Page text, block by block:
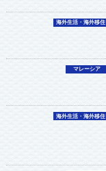
海外生活・海外移住
マレーシア
海外生活・海外移住